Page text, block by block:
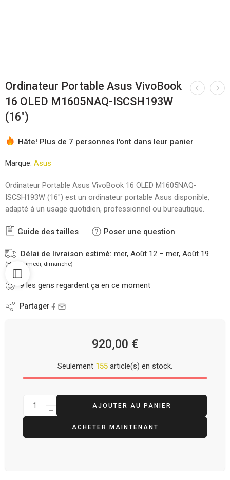
Ordinateur Portable Asus VivoBook
16 OLED M1605NAQ-ISCSH193W
(16″)
Hâte! Plus de 7 personnes l'ont dans leur panier
Marque: Asus
Ordinateur Portable Asus VivoBook 16 OLED M1605NAQ-
ISCSH193W (16″) est un ordinateur portable Asus disponible,
adapté à un usage quotidien, professionnel ou bureautique.
Guide des tailles Poser une question
Délai de livraison estimé: mer, Août 12 – mer, Août 19
(Hors samedi, dimanche)
9 les gens regardent ça en ce moment
Partager
920,00 €
Seulement 155 article(s) en stock.
AJOUTER AU PANIER
ACHETER MAINTENANT